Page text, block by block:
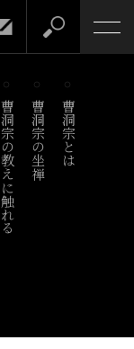
曹洞宗の教えに触れる 曹洞宗の坐禅 曹洞宗とは